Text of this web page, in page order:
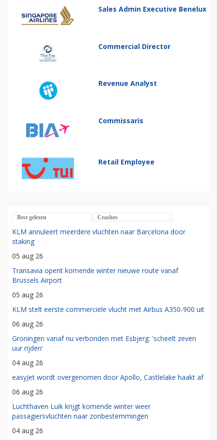
Sales Admin Executive Benelux
Commercial Director
Revenue Analyst
Commissaris
Retail Employee
Best gelezen Crashes
KLM annuleert meerdere vluchten naar Barcelona door
staking
05 aug 26
Transavia opent komende winter nieuwe route vanaf
Brussels Airport
05 aug 26
KLM stelt eerste commerciële vlucht met Airbus A350-900 uit
06 aug 26
Groningen vanaf nu verbonden met Esbjerg: 'scheelt zeven
uur rijden'
04 aug 26
easyJet wordt overgenomen door Apollo, Castlelake haakt af
06 aug 26
Luchthaven Luik krijgt komende winter weer
passagiersvluchten naar zonbestemmingen
04 aug 26